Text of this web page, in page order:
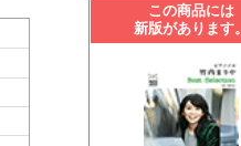
この商品には
新版があります。